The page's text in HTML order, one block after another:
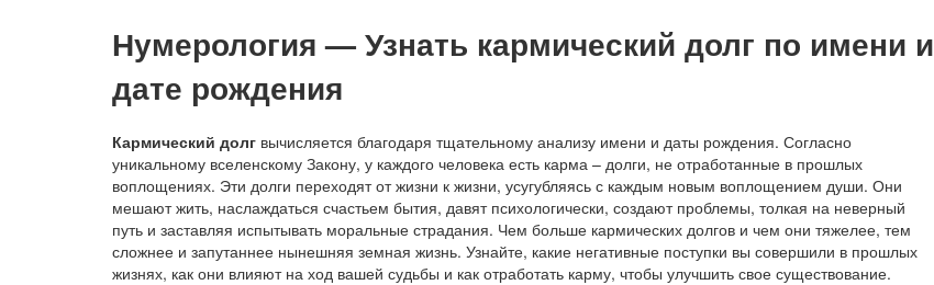
Нумерология — Узнать кармический долг по имени и
дате рождения
Кармический долг вычисляется благодаря тщательному анализу имени и даты рождения. Согласно
уникальному вселенскому Закону, у каждого человека есть карма – долги, не отработанные в прошлых
воплощениях. Эти долги переходят от жизни к жизни, усугубляясь с каждым новым воплощением души. Они
мешают жить, наслаждаться счастьем бытия, давят психологически, создают проблемы, толкая на неверный
путь и заставляя испытывать моральные страдания. Чем больше кармических долгов и чем они тяжелее, тем
сложнее и запутаннее нынешняя земная жизнь. Узнайте, какие негативные поступки вы совершили в прошлых
жизнях, как они влияют на ход вашей судьбы и как отработать карму, чтобы улучшить свое существование.